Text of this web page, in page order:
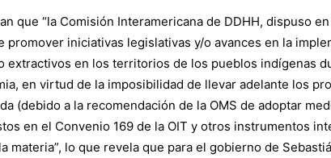
que “la Comisión Interamericana de DDHH, dispuso
promover iniciativas legislativas y/o avances en la
extractivos en los territorios de los pueblos indígenas
en virtud de la imposibilidad de llevar adelante los
(debido a la recomendación de la OMS de adoptar
en el Convenio 169 de la OIT y otros instrumentos
materia”, lo que revela que para el gobierno de